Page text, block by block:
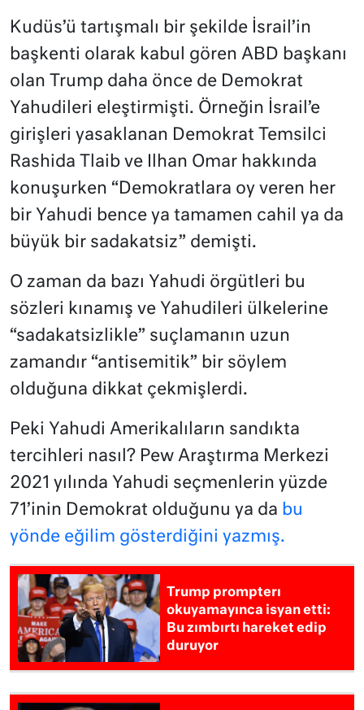
Kudüs’ü tartışmalı bir şekilde İsrail’in
başkenti olarak kabul gören ABD başkanı
olan Trump daha önce de Demokrat
Yahudileri eleştirmişti. Örneğin İsrail’e
girişleri yasaklanan Demokrat Temsilci
Rashida Tlaib ve Ilhan Omar hakkında
konuşurken “Demokratlara oy veren her
bir Yahudi bence ya tamamen cahil ya da
büyük bir sadakatsiz” demişti.
O zaman da bazı Yahudi örgütleri bu
sözleri kınamış ve Yahudileri ülkelerine
“sadakatsizlikle” suçlamanın uzun
zamandır “antisemitik” bir söylem
olduğuna dikkat çekmişlerdi.
Peki Yahudi Amerikalıların sandıkta
tercihleri nasıl? Pew Araştırma Merkezi
2021 yılında Yahudi seçmenlerin yüzde
71’inin Demokrat olduğunu ya da bu
yönde eğilim gösterdiğini yazmış.
Trump prompterı
okuyamayınca isyan etti:
Bu zımbırtı hareket edip
duruyor